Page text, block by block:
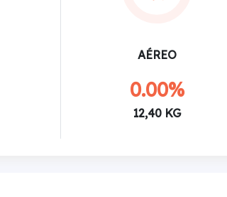
AÉREO
0.00%
12,40 KG